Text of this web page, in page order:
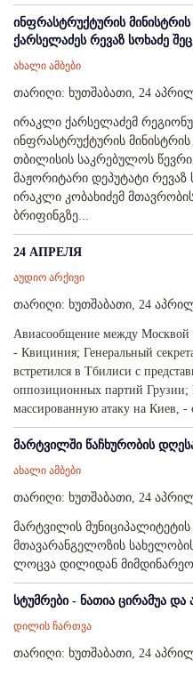
ინფრასტრუქტურის
ქარსელაძეს რევაზ სოხაძე
ახალი ამბები
თარიღი: ხუთშაბათი, 24
ირაკლი ქარსელაძემ
ინფრასტრუქტურის
თბილისის საკრებულოს
მაჟორიტარი დეპუტატი რევაზ
ირაკლი კობახიძემ
ბრიფინგზე...
24 АПРЕЛЯ
აუდიო არქივი
თარიღი: ხუთშაბათი, 24
Авиасообщение между Москвой
- Квициния; Генеральный
встретился в Тбилиси с
оппозиционных партий Грузии;
массированную атаку на Киев, -
მარტვილში წაჩხურობის
ახალი ამბები
თარიღი: ხუთშაბათი, 24
მარტვილის
მთავარანგელოზის
ლოცვა დილიდან
სტუმრები - ნათია ცირამუა და
დილის ჩართვა
თარიღი: ხუთშაბათი, 24